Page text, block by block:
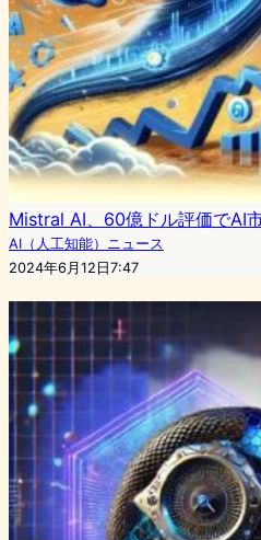
Mistral AI、60億ドル評価でAI
AI（人工知能）ニュース
2024年6月12日7:47